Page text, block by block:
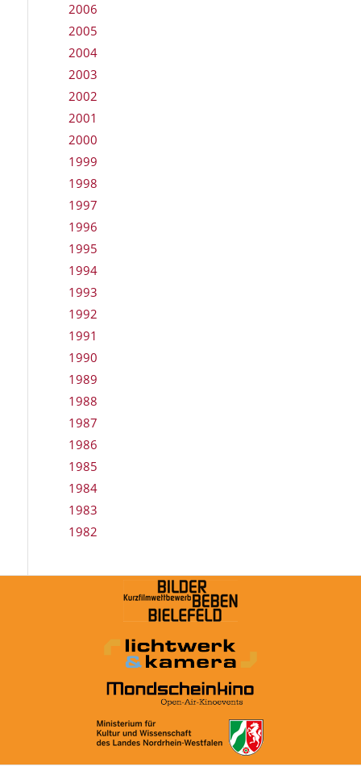
2006
2005
2004
2003
2002
2001
2000
1999
1998
1997
1996
1995
1994
1993
1992
1991
1990
1989
1988
1987
1986
1985
1984
1983
1982